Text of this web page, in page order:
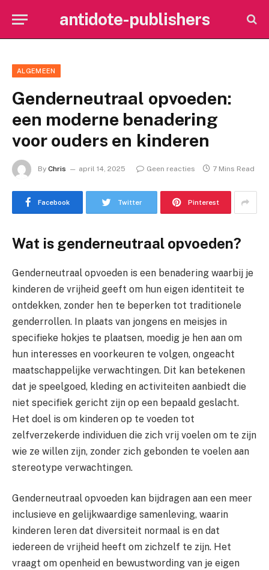
antidote-publishers
ALGEMEEN
Genderneutraal opvoeden:
een moderne benadering
voor ouders en kinderen
By Chris april 14, 2025 Geen reacties 7 Mins Read
Facebook Twitter Pinterest
Wat is genderneutraal opvoeden?
Genderneutraal opvoeden is een benadering waarbij je
kinderen de vrijheid geeft om hun eigen identiteit te
ontdekken, zonder hen te beperken tot traditionele
genderrollen. In plaats van jongens en meisjes in
specifieke hokjes te plaatsen, moedig je hen aan om
hun interesses en voorkeuren te volgen, ongeacht
maatschappelijke verwachtingen. Dit kan betekenen
dat je speelgoed, kleding en activiteiten aanbiedt die
niet specifiek gericht zijn op een bepaald geslacht.
Het doel is om kinderen op te voeden tot
zelfverzekerde individuen die zich vrij voelen om te zijn
wie ze willen zijn, zonder zich gebonden te voelen aan
stereotype verwachtingen.
Genderneutraal opvoeden kan bijdragen aan een meer
inclusieve en gelijkwaardige samenleving, waarin
kinderen leren dat diversiteit normaal is en dat
iedereen de vrijheid heeft om zichzelf te zijn. Het
vraagt om openheid en bewustwording van je eigen